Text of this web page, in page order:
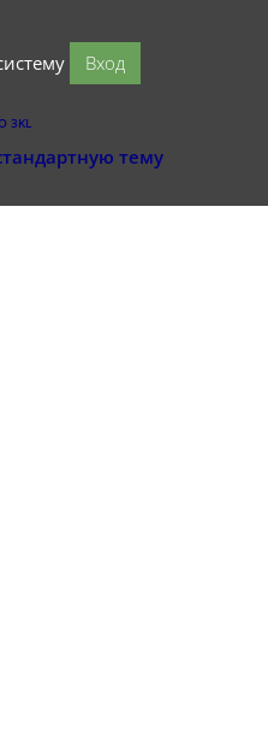
Вход
3KL
тему